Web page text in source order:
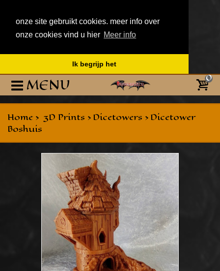
onze site gebruikt cookies. meer info over
onze cookies vind u hier Meer info
Ik begrijp het
MENU 0
Home > 3D Prints >Dicetowers >Dicetower
Boshuis